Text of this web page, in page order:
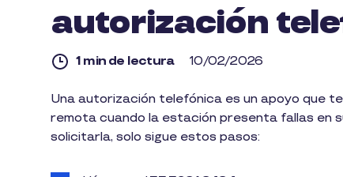
autorización
1 min de lectura 10/02/2026
1
de
lectura
Una autorización telefónica es un apoyo que
remota cuando la estación presenta fallas en
solicitarla, solo sigue estos pasos: